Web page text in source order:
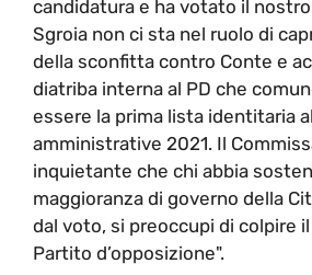
candidatura e ha votato il
Sgroia non ci sta nel ruolo di
della sconfitta contro Conte e
diatriba interna al PD che
essere la prima lista identitaria
amministrative 2021. Il
inquietante che chi abbia
maggioranza di governo della
dal voto, si preoccupi di colpire
Partito d’opposizione".